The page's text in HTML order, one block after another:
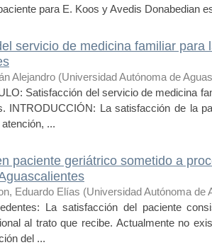
para E. Koos y Avedis Donabedian
servicio de medicina familiar
Alejandro (Universidad Autónoma de
Satisfacción del servicio de medicina
INTRODUCCIÓN: La satisfacción de la
...
paciente geriátrico sometido a
Eduardo Elías (Universidad Autónoma de
La satisfacción del paciente
al trato que recibe. Actualmente no
del ...